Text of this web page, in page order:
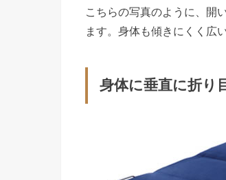
こちらの写真のように、開
ます。身体も傾きにくく広
身体に垂直に折り